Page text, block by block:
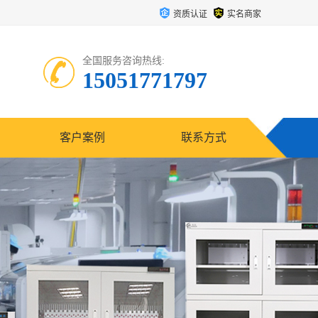
资质认证 实名商家
全国服务咨询热线:
15051771797
客户案例 联系方式